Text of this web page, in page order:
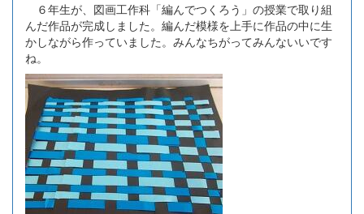
６年生が、図画工作科「編んでつくろう」の授業で取り組
んだ作品が完成しました。編んだ模様を上手に作品の中に生
かしながら作っていました。みんなちがってみんないいです
ね。